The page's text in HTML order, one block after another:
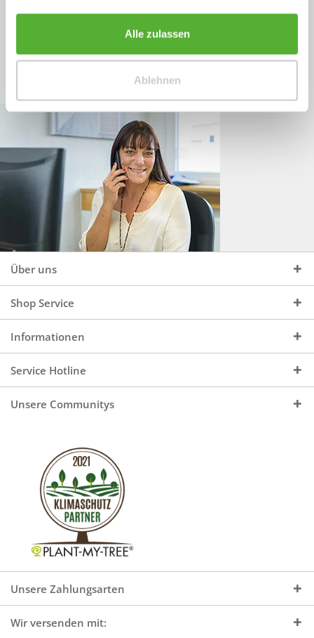
Alle zulassen
Ablehnen
+49 (0)4244 965 34 04
Mo - Do, 09:00 - 16:00 Uhr
und Fr, 09:00 - 13:00 Uhr
Über uns
Shop Service
Informationen
Service Hotline
Unsere Communitys
Unsere Zahlungsarten
Wir versenden mit: